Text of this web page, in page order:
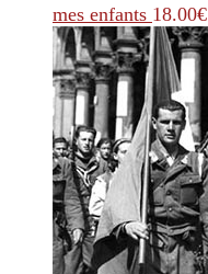
mes enfants 18.00€